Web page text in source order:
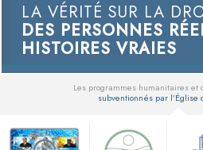
LA VÉRITÉ SUR LA
DES PERSONNES
HISTOIRES VRAIES
Les programmes humanitaires et
subventionnés par l’Église